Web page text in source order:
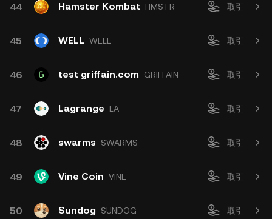
44 Hamster Kombat HMSTR 取引
45 WELL WELL 取引
46 test griffain.com GRIFFAIN 取引
47 Lagrange LA 取引
48 swarms SWARMS 取引
49 Vine Coin VINE 取引
50 Sundog SUNDOG 取引